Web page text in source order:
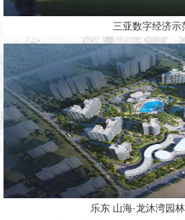
三亚数字经济示
乐东 山海·龙沐湾园